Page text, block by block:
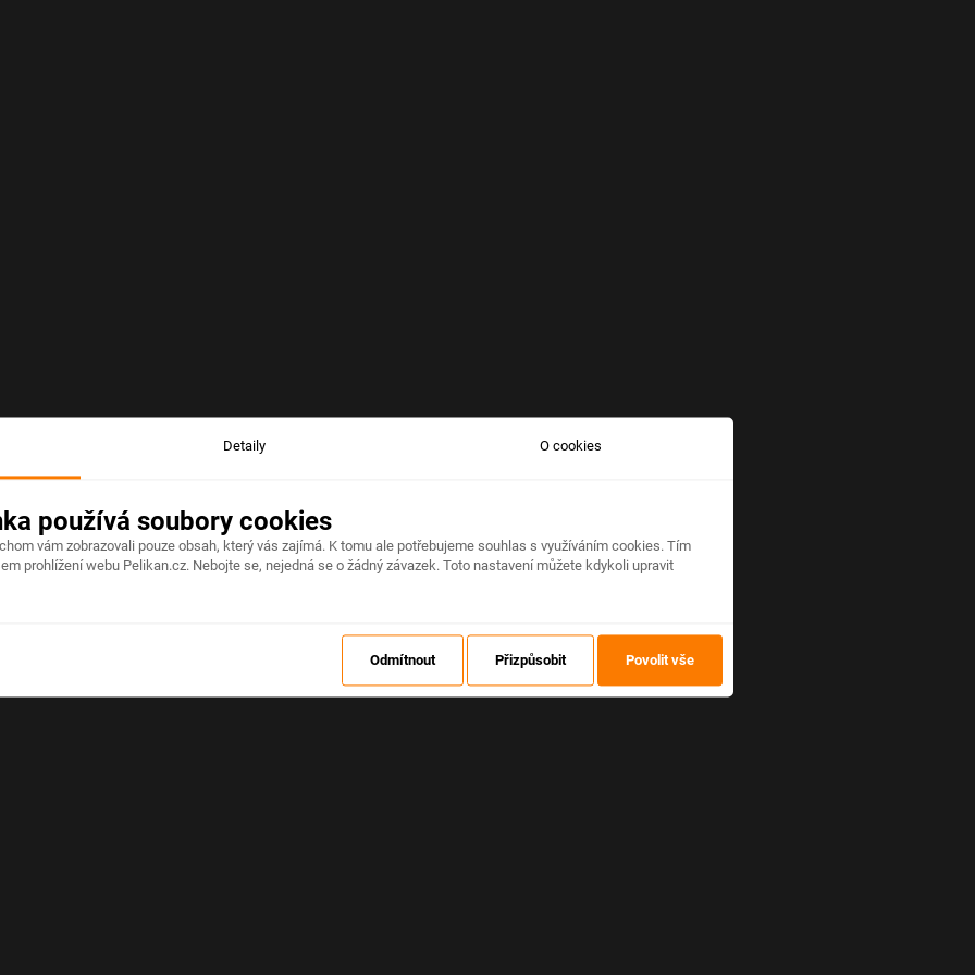
Na stránce došlo k neočekávané chybě
Detaily O cookies
používá soubory cookies
vám zobrazovali pouze obsah, který vás zajímá. K tomu ale potřebujeme souhlas s využíváním cookies. Tím
prohlížení webu Pelikan.cz. Nebojte se, nejedná se o žádný závazek. Toto nastavení můžete kdykoli upravit
Odmítnout Přizpůsobit Povolit vše